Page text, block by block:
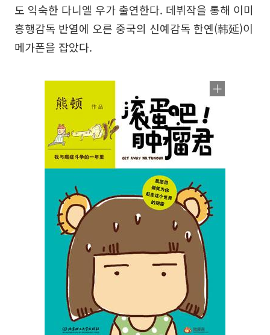
도 익숙한 다니엘 우가 출연한다. 데뷔작을 통해 이미
흥행감독 반열에 오른 중국의 신예감독 한옌(韩延)이
메가폰을 잡았다.